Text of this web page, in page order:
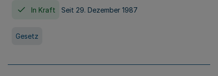
In Kraft Seit 29. Dezember 1987
Gesetz